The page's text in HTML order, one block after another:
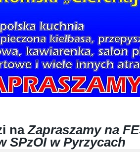
naZapraszamy na
SPzOI w Pyrzycach